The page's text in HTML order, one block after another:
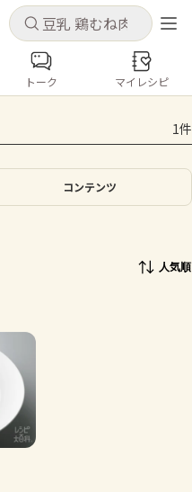
キャンセル
を保存できます
せ
キャンセル
コンテンツ
ト
とうもろこし
トーク マイレシピ
1件
コンテンツ
人気順